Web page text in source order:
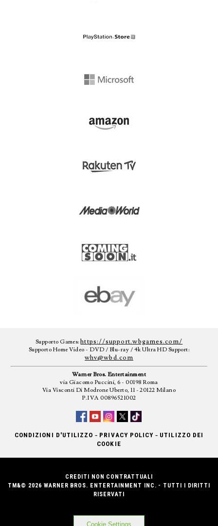
Supporto Games:https://support.wbgames.com/
Supporto Home Video - DVD / Blu-ray / 4k Ultra HD Support:
whv@wbd.com
Warner Bros. Entertainment
via Giacomo Puccini, 6 - 00198 Roma
Via Visconti Di Modrone Uberto, 11 - 20122 Milano
P.IVA 00896521002
CONDIZIONI D'UTILIZZO - PRIVACY POLICY - UTILIZZO DEI
COOKIE
CREDITI NON CONTRATTUALI
TM&© 2026 WARNER BROS. ENTERTAINMENT INC. - TUTTI I DIRITTI
RISERVATI
Cookie Settings